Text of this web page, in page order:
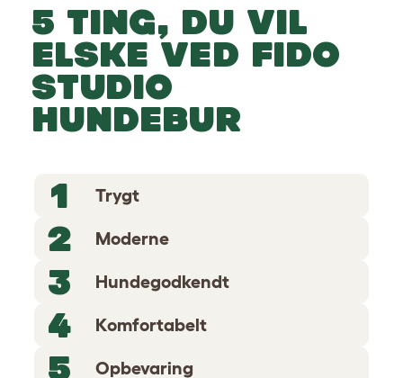
5 TING, DU VIL
ELSKE VED FIDO
STUDIO
HUNDEBUR
1
Trygt
2 Moderne
3 Hundegodkendt
4 Komfortabelt
5 Opbevaring